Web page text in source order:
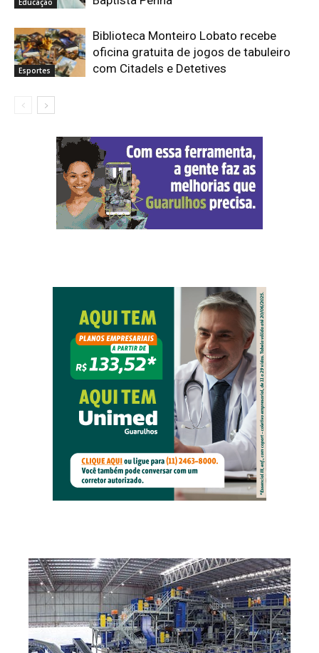
Esportes
Biblioteca Monteiro Lobato recebe
oficina gratuita de jogos de tabuleiro
com Citadels e Detetives